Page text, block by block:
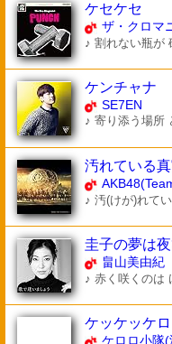
ケセケセ
ザ・クロマ
♪ 割れない瓶が
ケンチャナ
SE7EN
♪ 寄り添う場所
汚れている
♪ 汚(けが)れて
圭子の夢は夜
畠山美由紀
♪ 赤く咲くのは
ケッケッケ
ケロロ小隊(